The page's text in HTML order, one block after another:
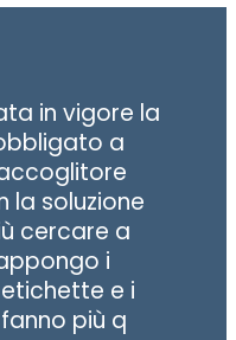
in vigore la
a
la soluzione
cercare a
i
e i
più q